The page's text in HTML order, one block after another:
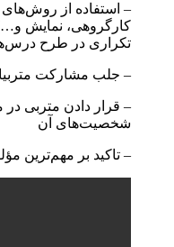
– استفاده از روش‌های
کارگروهی، نمایش و…)
تکراری در طرح
– جلب مشارکت
– قرار دادن متربی در
شخصیت‌های آن
– تاکید بر مهم‌ترین